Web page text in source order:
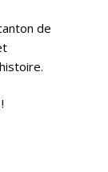
de